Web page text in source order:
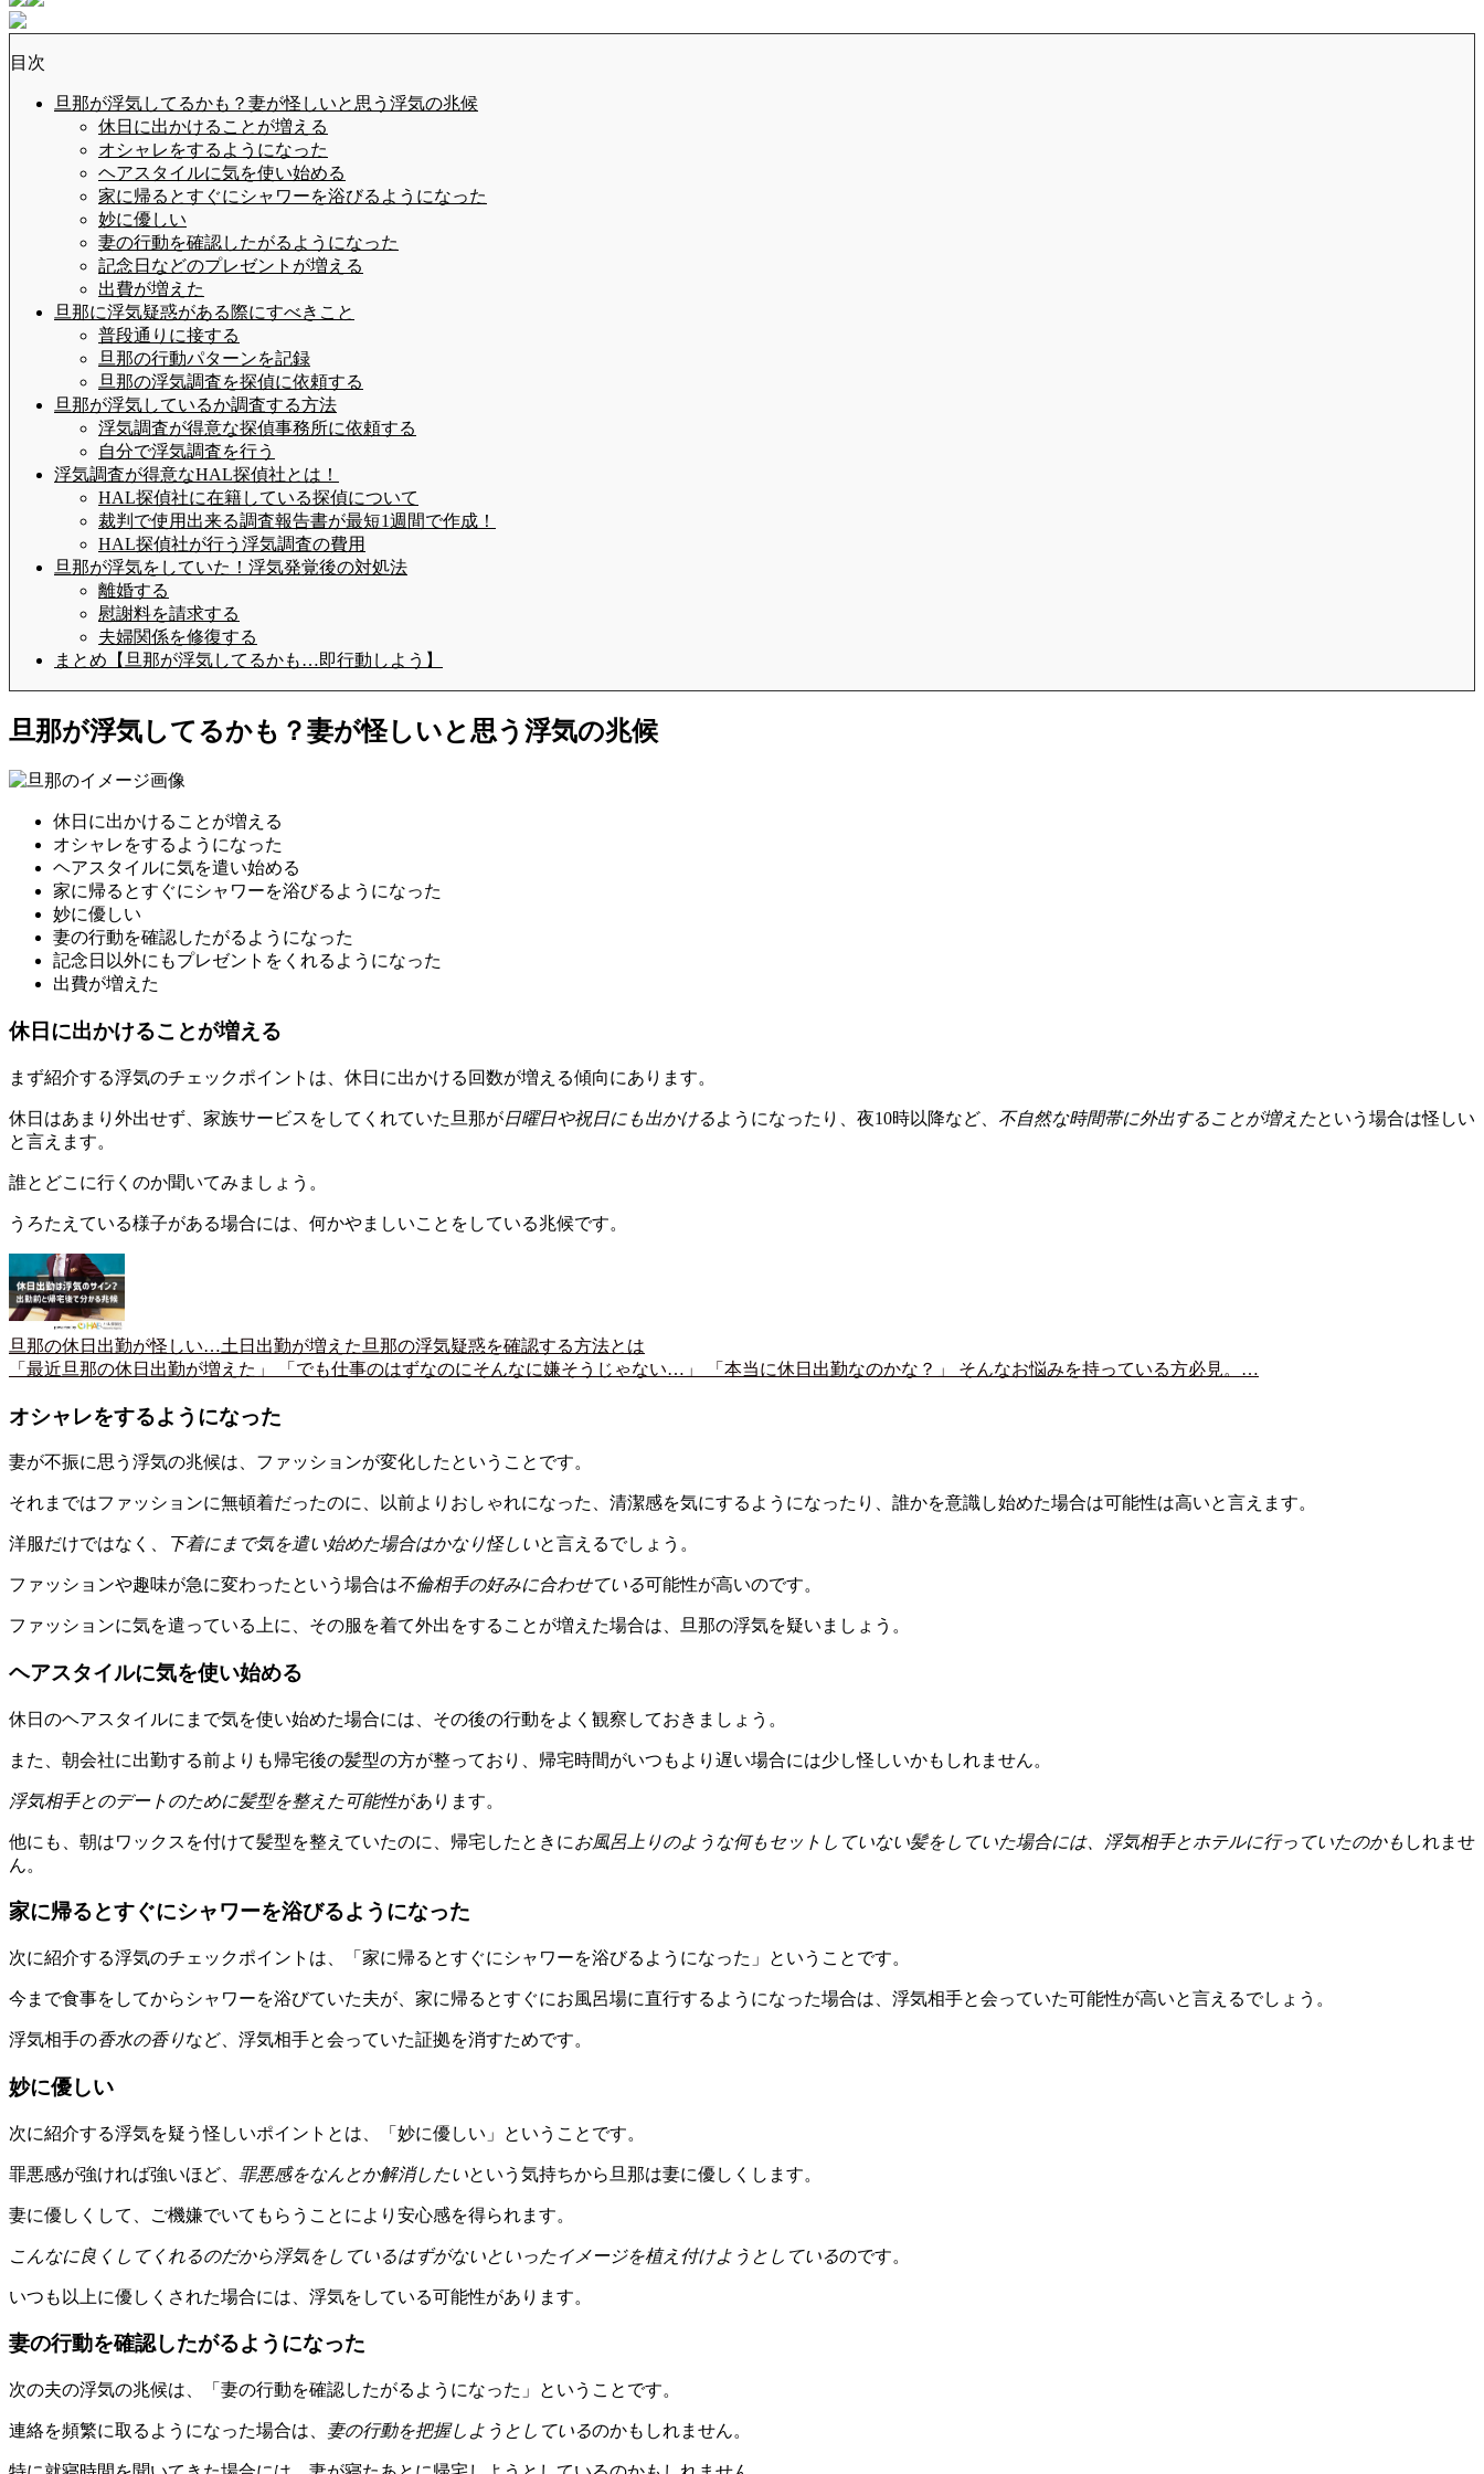
目次
旦那が浮気してるかも？妻が怪しいと思う浮気の兆候
休日に出かけることが増える
オシャレをするようになった
ヘアスタイルに気を使い始める
家に帰るとすぐにシャワーを浴びるようになった
妙に優しい
妻の行動を確認したがるようになった
記念日などのプレゼントが増える
出費が増えた
旦那に浮気疑惑がある際にすべきこと
普段通りに接する
旦那の行動パターンを記録
旦那の浮気調査を探偵に依頼する
旦那が浮気しているか調査する方法
浮気調査が得意な探偵事務所に依頼する
自分で浮気調査を行う
浮気調査が得意なHAL探偵社とは！
HAL探偵社に在籍している探偵について
裁判で使用出来る調査報告書が最短1週間で作成！
HAL探偵社が行う浮気調査の費用
旦那が浮気をしていた！浮気発覚後の対処法
離婚する
慰謝料を請求する
夫婦関係を修復する
まとめ【旦那が浮気してるかも…即行動しよう】
旦那が浮気してるかも？妻が怪しいと思う浮気の兆候
休日に出かけることが増える
オシャレをするようになった
ヘアスタイルに気を遣い始める
家に帰るとすぐにシャワーを浴びるようになった
妙に優しい
妻の行動を確認したがるようになった
記念日以外にもプレゼントをくれるようになった
出費が増えた
休日に出かけることが増える
まず紹介する浮気のチェックポイントは、休日に出かける回数が増える傾向にあります。
休日はあまり外出せず、家族サービスをしてくれていた旦那が日曜日や祝日にも出かけるようになったり、夜10時以降など、 不自然な時間帯に外出することが増えたという場合は怪しい
と言えます。
誰とどこに行くのか聞いてみましょう。
うろたえている様子がある場合には、何かやましいことをしている兆候です。
旦那の休日出勤が怪しい…土日出勤が増えた旦那の浮気疑惑を確認する方法とは
「最近旦那の休日出勤が増えた」 「でも仕事のはずなのにそんなに嫌そうじゃない…」 「本当に休日出勤なのかな？」 そんなお悩みを持っている方必見。…
オシャレをするようになった
妻が不振に思う浮気の兆候は、ファッションが変化したということです。
それまではファッションに無頓着だったのに、以前よりおしゃれになった、清潔感を気にするようになったり、誰かを意識し始めた場合は可能性は高いと言えます。
洋服だけではなく、 下着にまで気を遣い始めた場合はかなり怪しいと言えるでしょう。
ファッションや趣味が急に変わったという場合は不倫相手の好みに合わせている可能性が高いのです。
ファッションに気を遣っている上に、その服を着て外出をすることが増えた場合は、旦那の浮気を疑いましょう。
ヘアスタイルに気を使い始める
休日のヘアスタイルにまで気を使い始めた場合には、その後の行動をよく観察しておきましょう。
また、朝会社に出勤する前よりも帰宅後の髪型の方が整っており、帰宅時間がいつもより遅い場合には少し怪しいかもしれません。
浮気相手とのデートのために髪型を整えた可能性があります。
他にも、朝はワックスを付けて髪型を整えていたのに、帰宅したときに お風呂上りのような何もセットしていない髪をしていた場合には、浮気相手とホテルに行っていたのかも しれませ
ん。
家に帰るとすぐにシャワーを浴びるようになった
次に紹介する浮気のチェックポイントは、「家に帰るとすぐにシャワーを浴びるようになった」ということです。
今まで食事をしてからシャワーを浴びていた夫が、家に帰るとすぐにお風呂場に直行するようになった場合は、浮気相手と会っていた可能性が高いと言えるでしょう。
浮気相手の香水の香りなど、浮気相手と会っていた証拠を消すためです。
妙に優しい
次に紹介する浮気を疑う怪しいポイントとは、「妙に優しい」ということです。
罪悪感が強ければ強いほど、 罪悪感をなんとか解消したいという気持ちから旦那は妻に優しくします。
妻に優しくして、ご機嫌でいてもらうことにより安心感を得られます。
こんなに良くしてくれるのだから浮気をしているはずがないといったイメージを植え付けようとしているのです。
いつも以上に優しくされた場合には、浮気をしている可能性があります。
妻の行動を確認したがるようになった
次の夫の浮気の兆候は、「妻の行動を確認したがるようになった」ということです。
連絡を頻繁に取るようになった場合は、 妻の行動を把握しようとしているのかもしれません。